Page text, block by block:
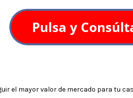
el mayor valor de mercado para tu